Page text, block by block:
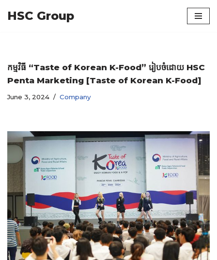
HSC Group
កម្មវិធី “Taste of Korean K-Food” រៀបចំដោយ HSC
Penta Marketing [Taste of Korean K-Food]
June 3, 2024 Company